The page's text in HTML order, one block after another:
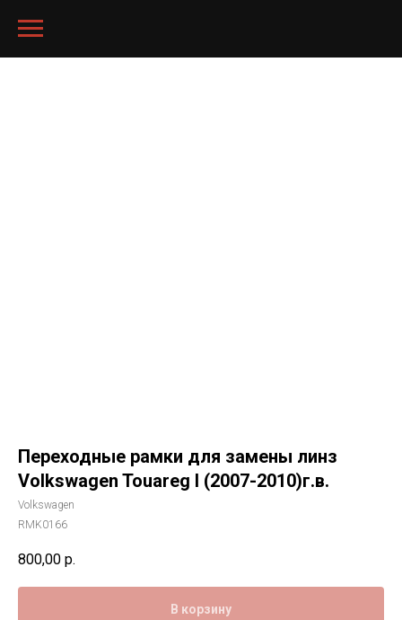
Переходные рамки для замены линз
Volkswagen Touareg I (2007-2010)г.в.
Volkswagen
RMK0166
800,00 р.
В корзину